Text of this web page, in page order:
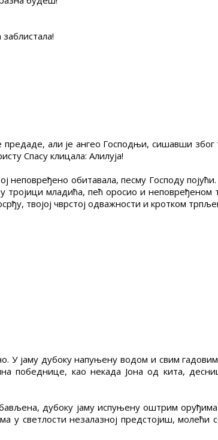
али је ангео Господњи, сишавши због
Спасу клицала: Алилуја!
обитавала, песму Господу
тројици младића, пећ оросио и неповређеном
твојој чврстој одважности и кротком
У јаму дубоку напуњену водом и свим
победнице, као некада Јона од кита,
дубоку јаму испуњену оштрим
у светлости незалазној предстојиш, молећи